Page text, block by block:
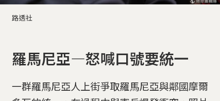
路透社
羅馬尼亞—怒喊口號要統一
一群羅馬尼亞人上街爭取羅馬尼亞與鄰國摩爾